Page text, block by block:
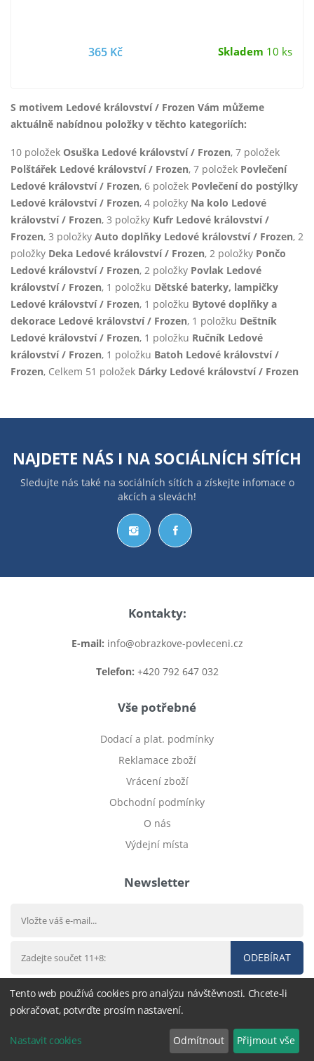
365 Kč Skladem 10 ks
S motivem Ledové království / Frozen Vám můžeme
aktuálně nabídnou položky v těchto kategoriích:
10 položek Osuška Ledové království / Frozen, 7 položek
Polštářek Ledové království / Frozen, 7 položek Povlečení
Ledové království / Frozen, 6 položek Povlečení do postýlky
Ledové království / Frozen, 4 položky Na kolo Ledové
království / Frozen, 3 položky Kufr Ledové království /
Frozen, 3 položky Auto doplňky Ledové království / Frozen, 2
položky Deka Ledové království / Frozen, 2 položky Pončo
Ledové království / Frozen, 2 položky Povlak Ledové
království / Frozen, 1 položku Dětské baterky, lampičky
Ledové království / Frozen, 1 položku Bytové doplňky a
dekorace Ledové království / Frozen, 1 položku Deštník
Ledové království / Frozen, 1 položku Ručník Ledové
království / Frozen, 1 položku Batoh Ledové království /
Frozen, Celkem 51 položek Dárky Ledové království / Frozen
NAJDETE NÁS I NA SOCIÁLNÍCH SÍTÍCH
Sledujte nás také na sociálních sítích a získejte infomace o
akcích a slevách!
Kontakty:
E-mail: info@obrazkove-povleceni.cz
Telefon: +420 792 647 032
Vše potřebné
Dodací a plat. podmínky
Reklamace zboží
Vrácení zboží
Obchodní podmínky
O nás
Výdejní místa
Newsletter
ODEBÍRAT
© 2012 - 2026 Dětské povlečení - nastavení cookies
Tento web používá cookies pro analýzu návštěvnosti. Chcete-li
pokračovat, potvrďte prosím nastavení.
Nastavit cookies Odmítnout Přijmout vše